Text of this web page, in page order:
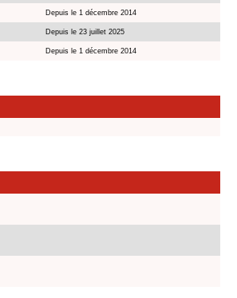
Depuis le 1 décembre 2014
Depuis le 23 juillet 2025
Depuis le 1 décembre 2014